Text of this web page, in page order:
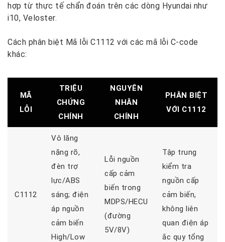
hợp từ thực tế chẩn đoán trên các dòng Hyundai như
i10, Veloster.
Cách phân biệt Mã lỗi C1112 với các mã lỗi C-code
khác:
MÃ
LỖI
TRIỆU
CHỨNG
CHÍNH
NGUYÊN
NHÂN
CHÍNH
PHÂN BIỆT
VỚI C1112
C1112
Vô lăng
nặng rõ,
đèn trợ
lực/ABS
sáng; điện
áp nguồn
cảm biến
High/Low
Lỗi nguồn
cấp cảm
biến trong
MDPS/HECU
(đường
5V/8V)
Tập trung
kiểm tra
nguồn cấp
cảm biến,
không liên
quan điện áp
ắc quy tổng